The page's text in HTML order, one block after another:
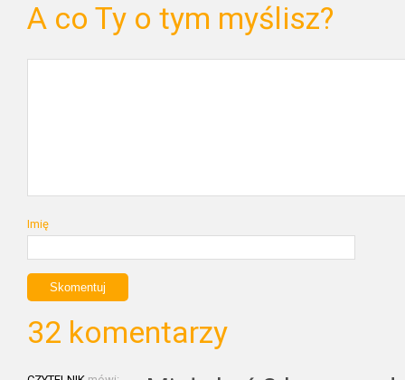
A co Ty o tym myślisz?
Imię
32 komentarzy